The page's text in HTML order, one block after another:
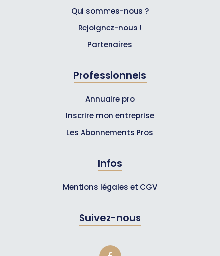
Qui sommes-nous ?
Rejoignez-nous !
Partenaires
Professionnels
Annuaire pro
Inscrire mon entreprise
Les Abonnements Pros
Infos
Mentions légales et CGV
Suivez-nous